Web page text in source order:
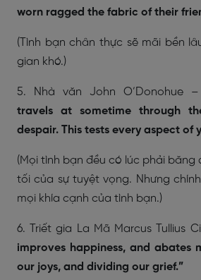
worn ragged the fabric of their
(Tình bạn chân thực sẽ mãi bền
gian khó.)
5. Nhà văn John O’Donohue –
travels at sometime through
despair. This tests every aspect of
(Mọi tình bạn đều có lúc phải băng
tối của sự tuyệt vọng. Nhưng
mọi khía cạnh của tình bạn.)
6. Triết gia La Mã Marcus Tullius
improves happiness, and abates
our joys, and dividing our grief.”